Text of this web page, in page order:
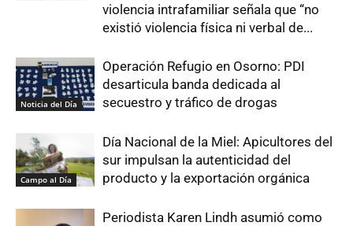
violencia intrafamiliar señala que “no
existió violencia física ni verbal de...
Noticia del Día
Operación Refugio en Osorno: PDI
desarticula banda dedicada al
secuestro y tráfico de drogas
Campo al Día
Día Nacional de la Miel: Apicultores del
sur impulsan la autenticidad del
producto y la exportación orgánica
Periodista Karen Lindh asumió como